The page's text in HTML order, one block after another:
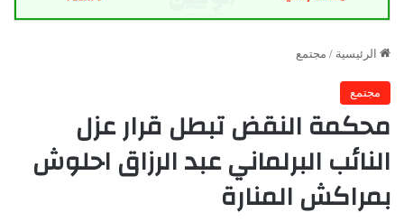
الرئيسية / مجتمع
مجتمع
محكمة النقض تبطل قرار عزل
النائب البرلماني عبد الرزاق احلوش
بمراكش المنارة